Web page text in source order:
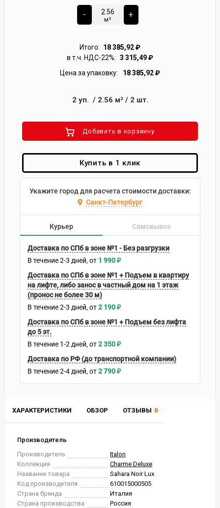
ХАРАКТЕРИСТИКИ ОБЗОР ОТЗЫВЫ 0
Производитель
Производитель
Italon
Коллекция
Charme Deluxe
Название товара
Sahara Noir Lux
Код производителя
610015000505
Страна бренда
Италия
Страна производства
Россия
-
м²
+
Итого: 18 385,92₽
в т.ч. НДС-22%: 3 315,49₽
Цена за упаковку:
18 385,92₽
2 уп. / 2.56 м²/ 2 шт.
Добавить в корзиину
Купить в 1 клик
Укажите город для расчета стоимости доставки:
Санкт-Петербург
Курьер Самовывоз
Доставка по СПб в зоне №1 - Без разгрузки
В течение2-3 дней 1 990₽
Доставка по СПб в зоне №1 + Подъем в квартиру
на лифте, либо занос в частный дом на 1 этаж
(пронос не более 30 м)
В течение2-3 дней 2 190₽
Доставка по СПб в зоне №1 + Подъем без лифта
до 5 эт.
В течение 1-2 дней 2 350₽
Доставка по РФ (до транспортной компании)
В течение2-4 дней 2 790₽